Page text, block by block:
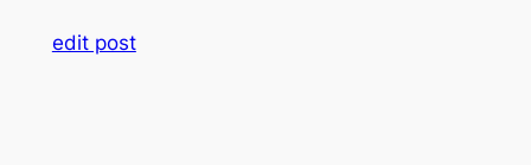
edit post